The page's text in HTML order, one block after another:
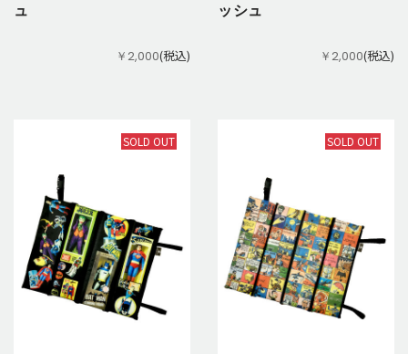
ュ
￥2,000(税込)
ッシュ
￥2,000(税込)
SOLD OUT SOLD OUT